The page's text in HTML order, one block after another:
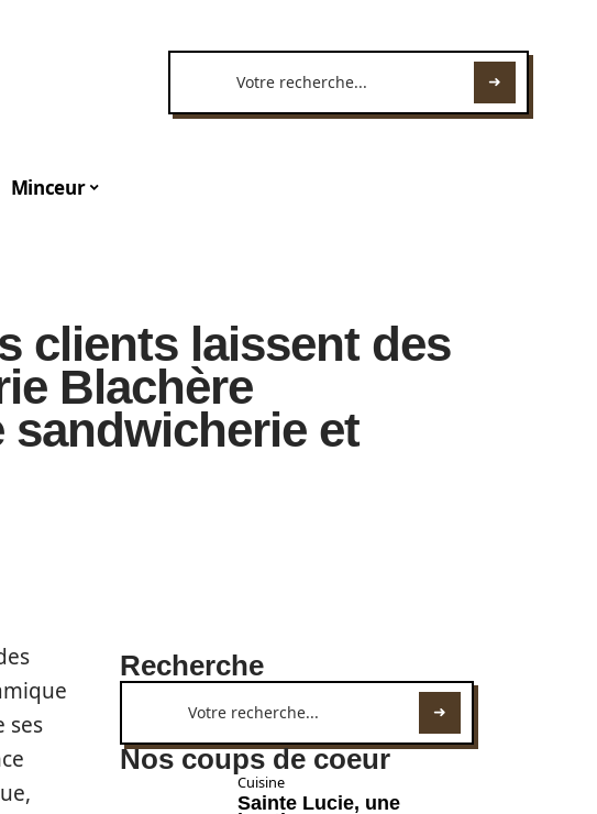
Minceur
clients laissent des
Blachère
sandwicherie et
ses
Recherche
Nos coups de coeur
Cuisine
Sainte Lucie, une